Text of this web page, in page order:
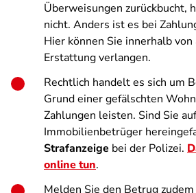
Überweisungen zurückbucht,
nicht. Anders ist es bei
Hier können Sie innerhalb
Erstattung verlangen.
Rechtlich handelt es sich um
Grund einer gefälschten
Zahlungen leisten. Sind Sie
Immobilienbetrüger
Strafanzeige bei der Polizei.
online tun.
Melden Sie den Betrug zudem